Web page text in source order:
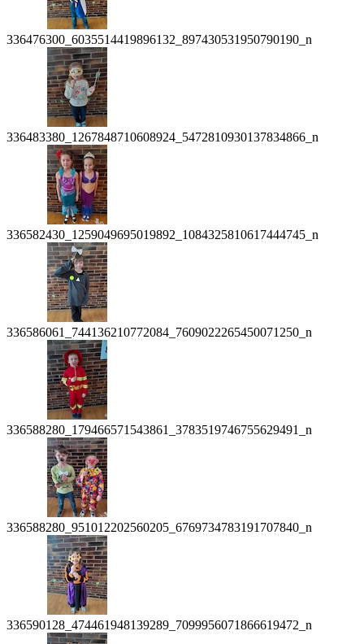
336476300_6035514419896132_897430531950790190_n
336483380_1267848710608924_5472810930137834866_n
336582430_1259049695019892_1084325810617444745_n
336586061_744136210772084_7609022265450071250_n
336588280_179466571543861_3783519746755629491_n
336588280_951012202560205_6769734783191707840_n
336590128_474461948139289_7099956071866619472_n